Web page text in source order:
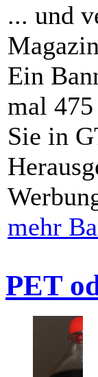
... und
Magazin
Ein
mal
Sie in
mehr
PET